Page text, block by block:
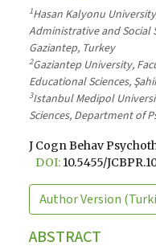
1Hasan Kalyonu
Administrative and Social
Gaziantep, Turkey
2Gaziantep University,
Educational Sciences,
3Istanbul Medipol
Sciences, Department of
J Cogn Behav
DOI: 10.5455/
Author Version
ABSTRACT